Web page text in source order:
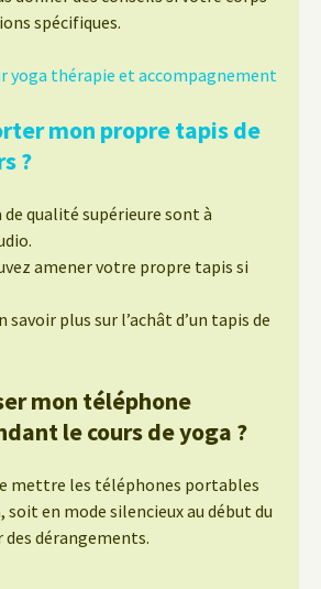
spécifiques.
yoga thérapie et accompagnement
mon propre tapis de
?
de qualité supérieure sont à
amener votre propre tapis si
savoir plus sur l’achât d’un tapis de
mon téléphone
le cours de yoga ?
mettre les téléphones portables
en mode silencieux au début du
dérangements.